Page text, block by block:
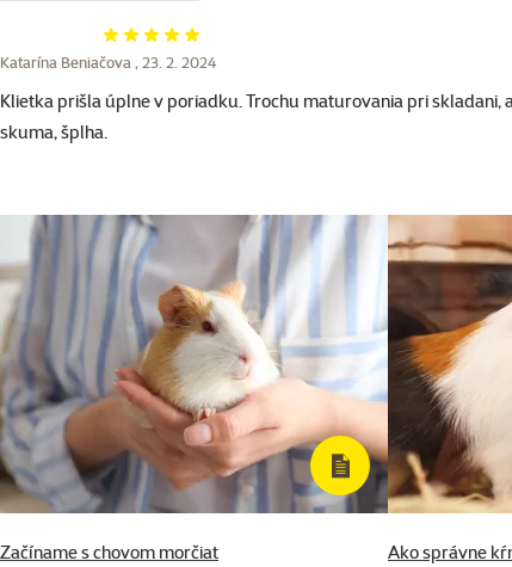
Hodnotenie 100%
Katarína Beniačova , 23. 2. 2024
Klietka prišla úplne v poriadku. Trochu maturovania pri
skuma, šplha.
Začíname s chovom morčiat
Ako správne